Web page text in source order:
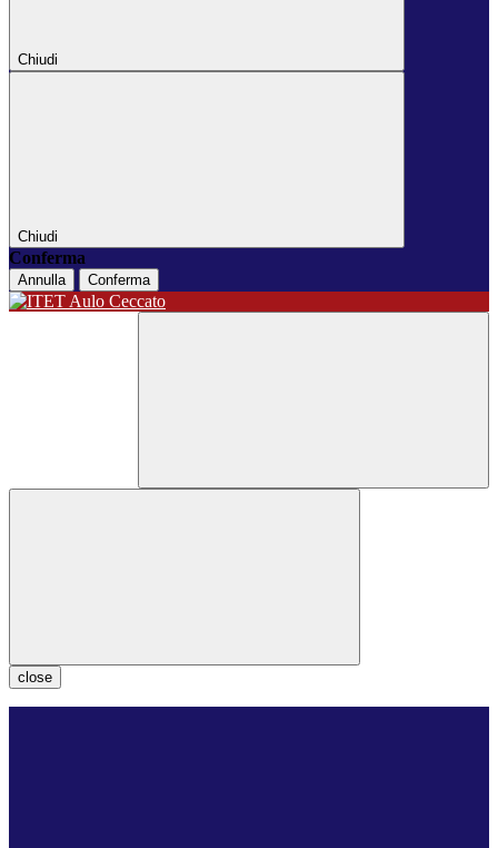
Chiudi
Chiudi
Conferma
Annulla Conferma
close